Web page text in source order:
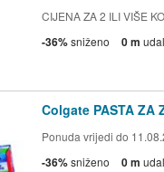
CIJENA ZA 2 ILI VIŠE
-36%sniženo 0 m
Colgate PASTA ZA
Ponuda vrijedi do
-36%sniženo 0 m